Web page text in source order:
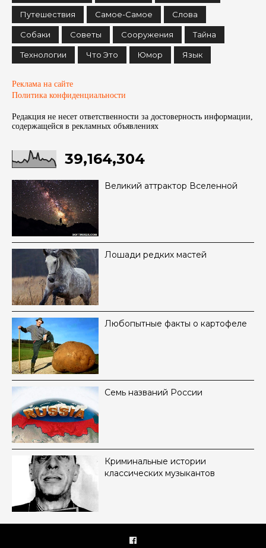
Путешествия Самое-Самое Слова
Собаки Советы Сооружения Тайна
Технологии Что Это Юмор Язык
Реклама на сайте
Политика конфиденциальности
Редакция не несет ответственности за достоверность информации,
содержащейся в рекламных объявленияx
39,164,304
Великий аттрактор Вселенной
Лошади редких мастей
Любопытные факты о картофеле
Семь названий России
Криминальные истории
классических музыкантов